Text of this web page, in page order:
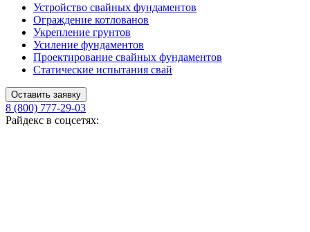
Устройство свайных фундаментов
Ограждение котлованов
Укрепление грунтов
Усиление фундаментов
Проектирование свайных фундаментов
Статические испытания свай
Оставить заявку
8 (800) 777-29-03
Райдекс в соцсетях: